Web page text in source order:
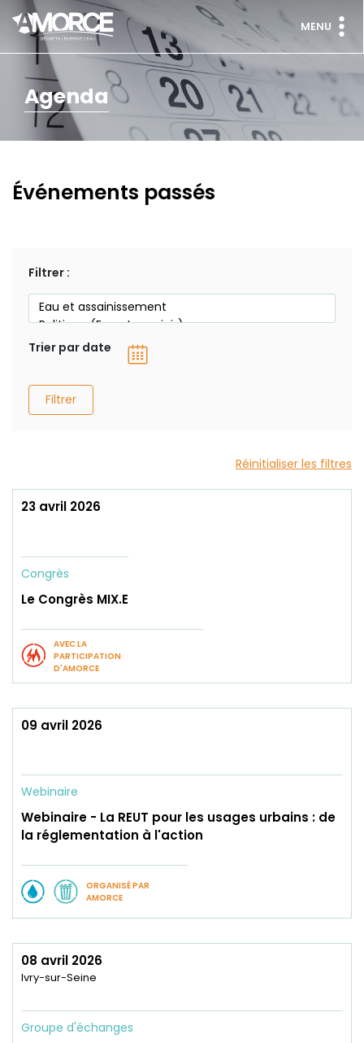
MENU
Agenda
Événements passés
Filtrer :
Trier par date
Filtrer
Réinitialiser les filtres
23 avril 2026
Congrès
Le Congrès MIX.E
AVEC LA
PARTICIPATION
D'AMORCE
09 avril 2026
Webinaire
Webinaire - La REUT pour les usages urbains : de
la réglementation à l'action
ORGANISÉ PAR
AMORCE
08 avril 2026
Ivry-sur-Seine
Groupe d'échanges